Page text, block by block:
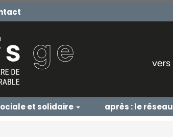
et solidaire après : le réseau